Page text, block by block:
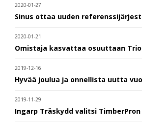
2020-01-27
Sinus ottaa uuden
2020-01-21
Omistaja kasvattaa osuuttaan
2019-12-16
Hyvää joulua ja onnellista uutta
2019-11-29
Ingarp Träskydd valitsi TimberPron